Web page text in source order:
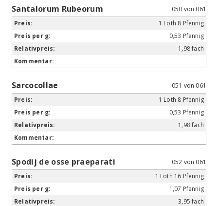
Santalorum Rubeorum
050 von 061
1 Loth 8 Pfennig
0,53 Pfennig
1,98 fach
Sarcocollae
051 von 061
1 Loth 8 Pfennig
0,53 Pfennig
1,98 fach
Spodij de osse praeparati
052 von 061
1 Loth 16 Pfennig
1,07 Pfennig
3,95 fach